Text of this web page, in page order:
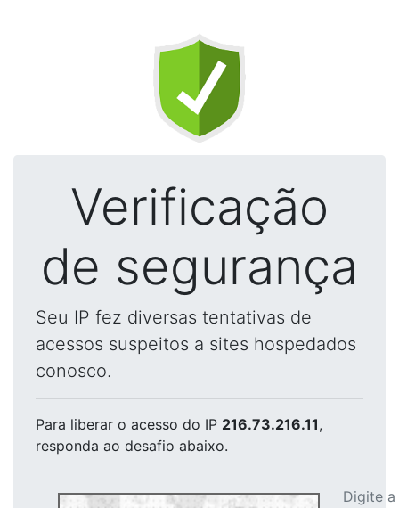
Verificação
de segurança
Seu IP fez diversas tentativas de
acessos suspeitos a sites hospedados
conosco.
Para liberar o acesso do IP 216.73.216.11,
responda ao desafio abaixo.
Digite